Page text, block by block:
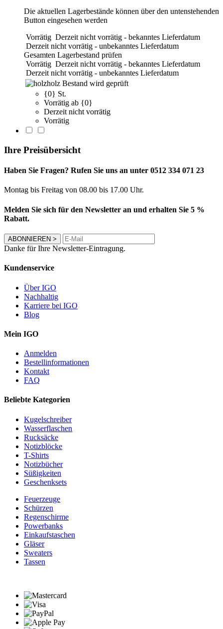
Die aktuellen Lagerbestände können über den untenstehenden
Button eingesehen werden
Vorrätig Derzeit nicht vorrätig - bekanntes Lieferdatum
Derzeit nicht vorrätig - unbekanntes Lieferdatum
Gesamten Lagerbestand prüfen
Vorrätig Derzeit nicht vorrätig - bekanntes Lieferdatum
Derzeit nicht vorrätig - unbekanntes Lieferdatum
holz Bestand wird geprüft
{0} St.
Vorrätig ab {0}
Derzeit nicht vorrätig
Vorrätig
Ihre Preisübersicht
Haben Sie Fragen? Rufen Sie uns an unter 0512 334 071 23
Montag bis Freitag von 08.00 bis 17.00 Uhr.
Melden Sie sich für den Newsletter an und erhalten Sie 5 %
Rabatt.
ABONNIEREN >
Danke für Ihre Newsletter-Eintragung.
Kundenservice
Über IGO
Nachhaltig
Karriere bei IGO
Blog
Mein IGO
Anmelden
Bestellinformationen
Kontakt
FAQ
Beliebte Kategorien
Kugelschreiber
Wasserflaschen
Rucksäcke
Notizblöcke
T-Shirts
Notizbücher
Süßigkeiten
Geschenksets
Feuerzeuge
Schürzen
Regenschirme
Powerbanks
Einkaufstaschen
Gläser
Sweaters
Tassen